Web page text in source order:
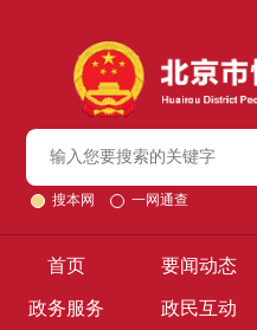
搜本网 一网通查
首页 要闻动态
政务服务 政民互动